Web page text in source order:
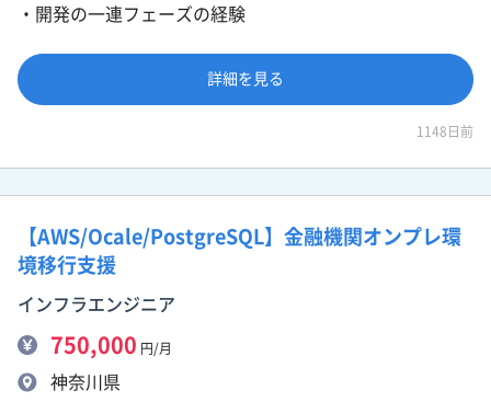
・開発の一連フェーズの経験
詳細を見る
1148日前
【AWS/Ocale/PostgreSQL】金融機関オンプレ環
境移行支援
インフラエンジニア
750,000 円/月
神奈川県